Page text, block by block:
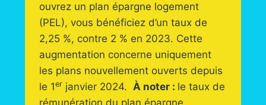
ouvrez un plan épargne logement
(PEL), vous bénéficiez d’un taux de
2,25 %, contre 2 % en 2023. Cette
augmentation concerne uniquement
les plans nouvellement ouverts depuis
le 1erjanvier 2024. À noter : le taux de